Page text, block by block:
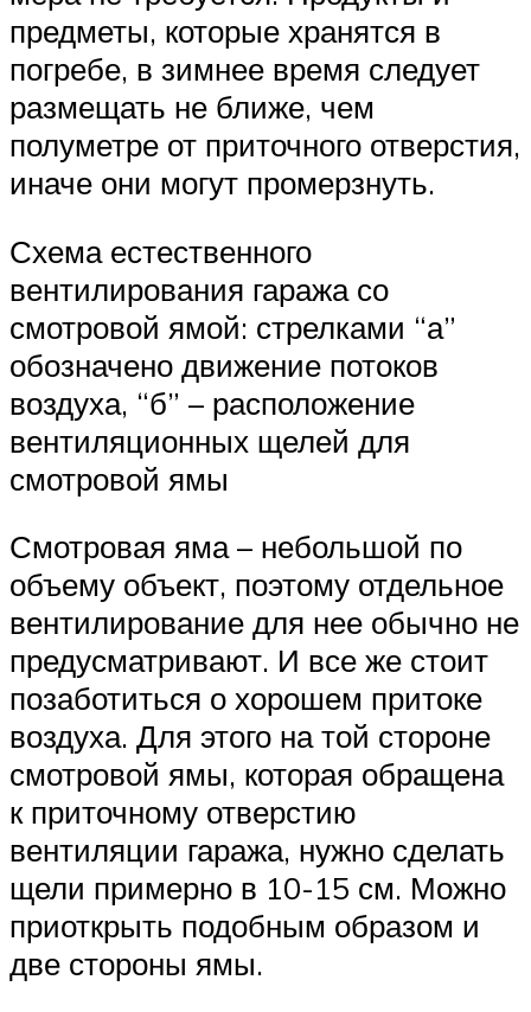
предметы, которые хранятся в
погребе, в зимнее время следует
размещать не ближе, чем
полуметре от приточного отверстия,
иначе они могут промерзнуть.
Схема естественного
вентилирования гаража со
смотровой ямой: стрелками “а”
обозначено движение потоков
воздуха, “б” – расположение
вентиляционных щелей для
смотровой ямы
Смотровая яма – небольшой по
объему объект, поэтому отдельное
вентилирование для нее обычно не
предусматривают. И все же стоит
позаботиться о хорошем притоке
воздуха. Для этого на той стороне
смотровой ямы, которая обращена
к приточному отверстию
вентиляции гаража, нужно сделать
щели примерно в 10-15 см. Можно
приоткрыть подобным образом и
две стороны ямы.